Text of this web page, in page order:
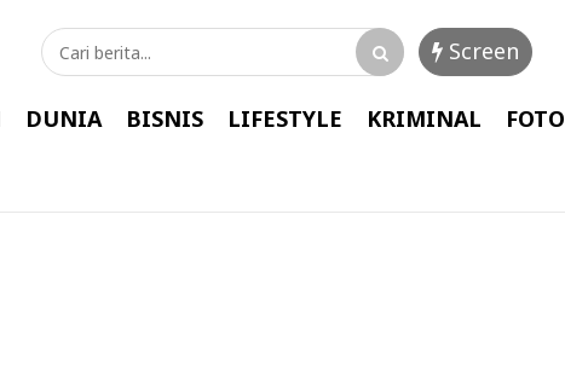
Screen
DUNIA BISNIS LIFESTYLE KRIMINAL FOTO